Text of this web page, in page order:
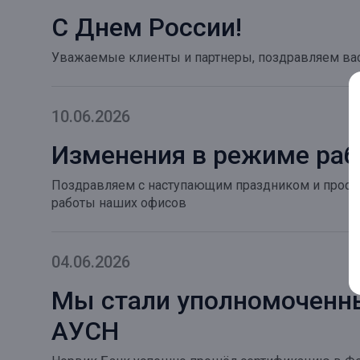
С Днем России!
Уважаемые клиенты и партнеры, поздравляем
10.06.2026
Изменения в режиме
Поздравляем с наступающим праздником и
работы наших офисов
04.06.2026
Мы стали
АУСН